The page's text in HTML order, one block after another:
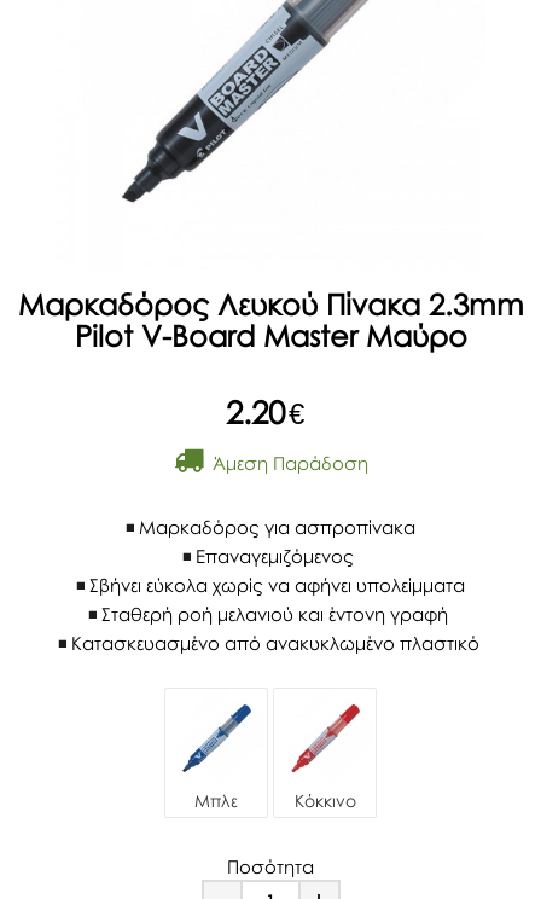
Μαρκαδόρος Λευκού Πίνακα 2.3mm
Pilot V-Board Master Μαύρο
2.20€
Άμεση Παράδοση
Μαρκαδόρος για ασπροπίνακα
Επαναγεμιζόμενος
Σβήνει εύκολα χωρίς να αφήνει υπολείμματα
Σταθερή ροή μελανιού και έντονη γραφή
Κατασκευασμένο από ανακυκλωμένο πλαστικό
Μπλε Κόκκινο
Ποσότητα